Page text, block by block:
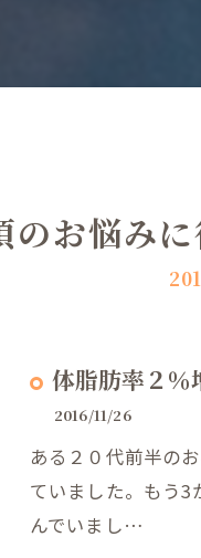
のお悩み
体脂肪率２％
2016/11/26
ある２０代前半の
ていました。もう3
んでいまし…